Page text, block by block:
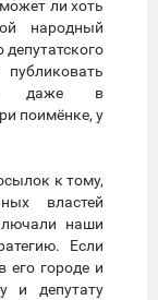
ли хоть
народный
депутатского
даже в
поимёнке, у
к тому,
властей
наши
Если
его городе и
и депутату